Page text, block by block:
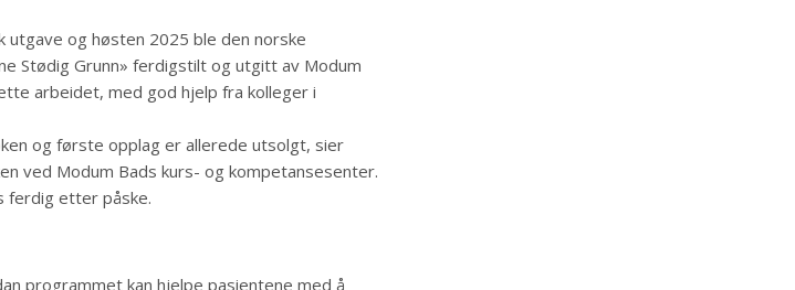
og høsten 2025 ble den norske
Stødig Grunn» ferdigstilt og utgitt av Modum
arbeidet, med god hjelp fra kolleger i
og første opplag er allerede utsolgt, sier
ved Modum Bads kurs- og kompetansesenter.
ferdig etter påske.
programmet kan hjelpe pasientene med å